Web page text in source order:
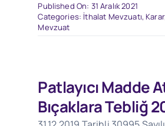
Published On: 31 Aralık 2021
Categories: İthalat Mevzuatı,
Mevzuat
Patlayıcı Madde
Bıçaklara Tebliğ